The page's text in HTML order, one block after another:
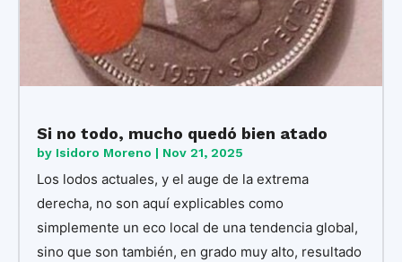
Si no todo, mucho quedó bien atado
by Isidoro Moreno | Nov 21, 2025
Los lodos actuales, y el auge de la extrema
derecha, no son aquí explicables como
simplemente un eco local de una tendencia global,
sino que son también, en grado muy alto, resultado